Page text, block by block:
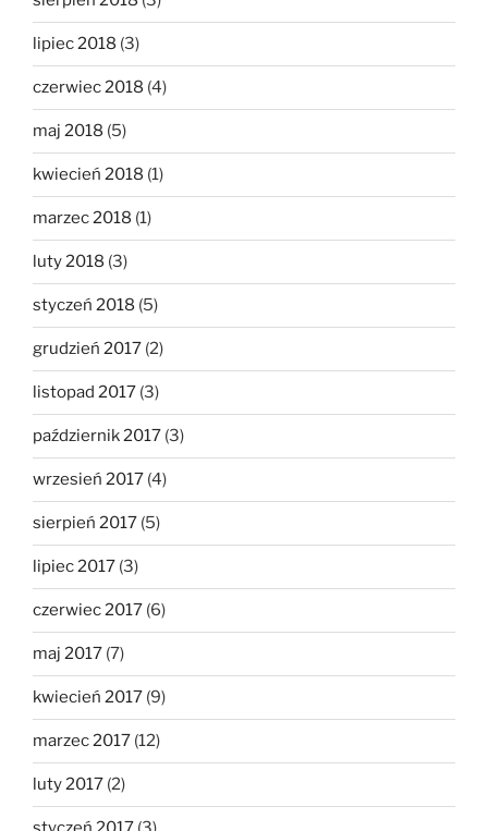
lipiec 2018 (3)
czerwiec 2018 (4)
maj 2018 (5)
kwiecień 2018 (1)
marzec 2018 (1)
luty 2018 (3)
styczeń 2018 (5)
grudzień 2017 (2)
listopad 2017 (3)
październik 2017 (3)
wrzesień 2017 (4)
sierpień 2017 (5)
lipiec 2017 (3)
czerwiec 2017 (6)
maj 2017 (7)
kwiecień 2017 (9)
marzec 2017 (12)
luty 2017 (2)